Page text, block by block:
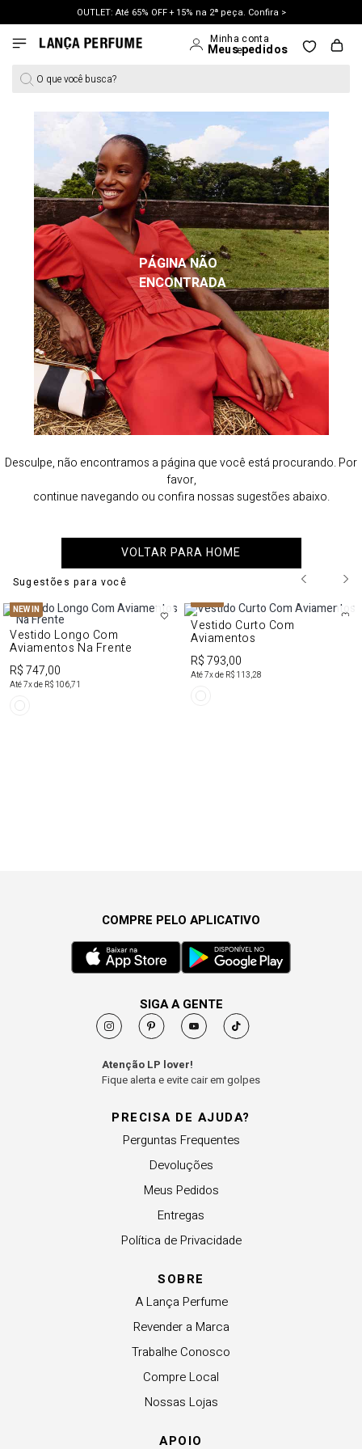
OUTLET: Até 65% OFF + 15% na 2ª peça. Confira >
LANÇAMENTO PRIMAVERA 27. Clique e aproveite.
O que você busca?
PÁGINA NÃO
ENCONTRADA
Desculpe, não encontramos a página que você está procurando. Por
favor,
continue navegando ou confira nossas sugestões abaixo.
VOLTAR PARA HOME
Sugestões para você
NEW IN
Vestido Longo Com
Aviamentos Na Frente
R$ 747,00
Até7x de R$ 106,71
NEW IN
Vestido Curto Com
Aviamentos
R$ 793,00
Até7x de R$ 113,28
PRECISA DE AJUDA?
Perguntas Frequentes
Devoluções
Meus Pedidos
Entregas
Política de Privacidade
SOBRE
A Lança Perfume
Revender a Marca
Trabalhe Conosco
Compre Local
Nossas Lojas
APOIO
COMPRE PELO APLICATIVO
SIGA A GENTE
Atenção LP lover!
Fique alerta e evite cair em golpes